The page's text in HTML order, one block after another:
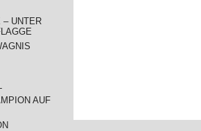
– UNTER
AUF